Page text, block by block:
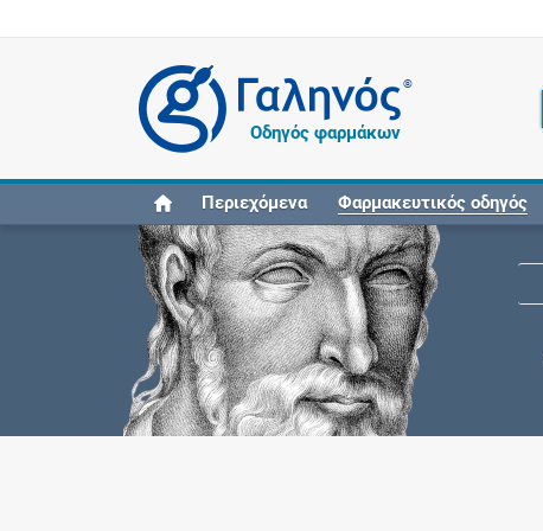
®
Οδηγός φαρμάκων
Περιεχόμενα Φαρμακευτικός οδηγός